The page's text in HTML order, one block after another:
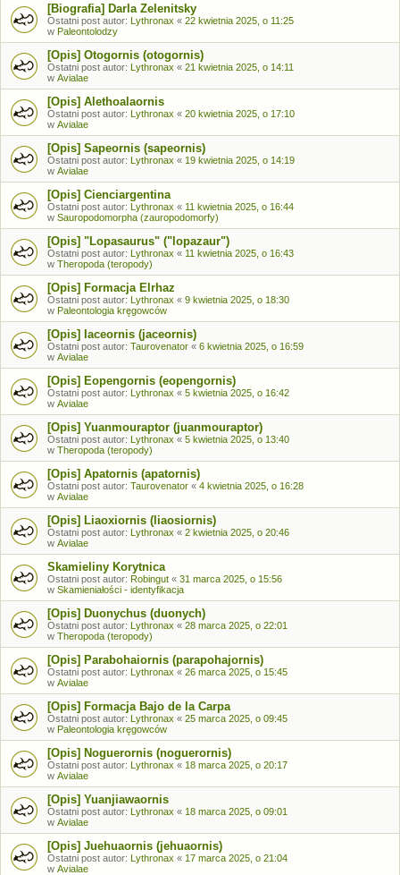
[Biografia] Darla Zelenitsky
Ostatni post autor: Lythronax « 22 kwietnia 2025, o 11:25
w Paleontolodzy
[Opis] Otogornis (otogornis)
Ostatni post autor: Lythronax « 21 kwietnia 2025, o 14:11
w Avialae
[Opis] Alethoalaornis
Ostatni post autor: Lythronax « 20 kwietnia 2025, o 17:10
w Avialae
[Opis] Sapeornis (sapeornis)
Ostatni post autor: Lythronax « 19 kwietnia 2025, o 14:19
w Avialae
[Opis] Cienciargentina
Ostatni post autor: Lythronax « 11 kwietnia 2025, o 16:44
w Sauropodomorpha (zauropodomorfy)
[Opis] "Lopasaurus" ("lopazaur")
Ostatni post autor: Lythronax « 11 kwietnia 2025, o 16:43
w Theropoda (teropody)
[Opis] Formacja Elrhaz
Ostatni post autor: Lythronax « 9 kwietnia 2025, o 18:30
w Paleontologia kręgowców
[Opis] Iaceornis (jaceornis)
Ostatni post autor: Taurovenator « 6 kwietnia 2025, o 16:59
w Avialae
[Opis] Eopengornis (eopengornis)
Ostatni post autor: Lythronax « 5 kwietnia 2025, o 16:42
w Avialae
[Opis] Yuanmouraptor (juanmouraptor)
Ostatni post autor: Lythronax « 5 kwietnia 2025, o 13:40
w Theropoda (teropody)
[Opis] Apatornis (apatornis)
Ostatni post autor: Taurovenator « 4 kwietnia 2025, o 16:28
w Avialae
[Opis] Liaoxiornis (liaosiornis)
Ostatni post autor: Lythronax « 2 kwietnia 2025, o 20:46
w Avialae
Skamieliny Korytnica
Ostatni post autor: Robingut « 31 marca 2025, o 15:56
w Skamieniałości - identyfikacja
[Opis] Duonychus (duonych)
Ostatni post autor: Lythronax « 28 marca 2025, o 22:01
w Theropoda (teropody)
[Opis] Parabohaiornis (parapohajornis)
Ostatni post autor: Lythronax « 26 marca 2025, o 15:45
w Avialae
[Opis] Formacja Bajo de la Carpa
Ostatni post autor: Lythronax « 25 marca 2025, o 09:45
w Paleontologia kręgowców
[Opis] Noguerornis (noguerornis)
Ostatni post autor: Lythronax « 18 marca 2025, o 20:17
w Avialae
[Opis] Yuanjiawaornis
Ostatni post autor: Lythronax « 18 marca 2025, o 09:01
w Avialae
[Opis] Juehuaornis (jehuaornis)
Ostatni post autor: Lythronax « 17 marca 2025, o 21:04
w Avialae